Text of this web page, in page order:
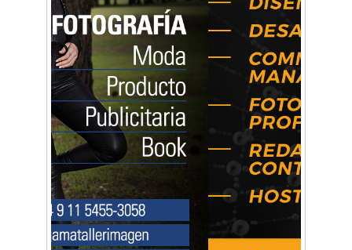
Mariana Croce: "Hoy las empresas necesitan
un asesoramiento integral para crecer con
seguridad"
Música, teatro, yoga, danza y mucho más:
Conocé todos los talleres para aprender y
disfrutar en la Zona Oeste